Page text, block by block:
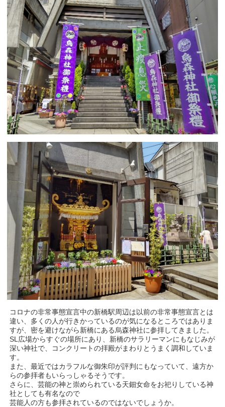
コロナの非常事態宣言中の新橋駅周辺は以前の非常事態宣言とは
違い、多くの人が行きかっているのが気になるところではありま
すが、密を避けながら新橋にある烏森神社に参拝してきました。
SL広場からすぐの場所にあり、新橋のサラリーマンにもなじみが
深い神社で、コンクリートの拝殿がまわりとうまく調和していま
す。
また、最近ではカラフルな御朱印が評判にもなっていて、遠方か
らの参拝者もいらっしゃるそうです。
さらに、芸能の神と崇められている天鈿女命をお祀りしている神
社としても有名なので
芸能人の方も参拝されているのではないでしょうか。